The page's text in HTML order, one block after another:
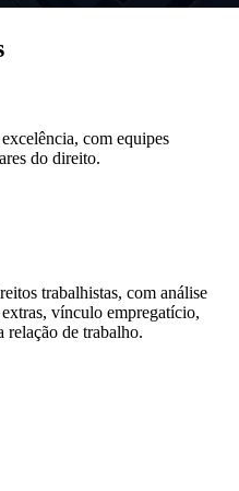
com equipes
do direito.
trabalhistas, com análise
vínculo empregatício,
relação de trabalho.